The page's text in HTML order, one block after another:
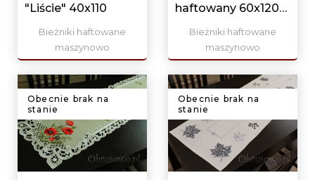
"Liście" 40x110
Bieżniki haftowane
maszynowo
haftowany 60x120
"Róże"
Bieżniki haftowane
maszynowo
Obecnie brak na
stanie
Obecnie brak na
stanie